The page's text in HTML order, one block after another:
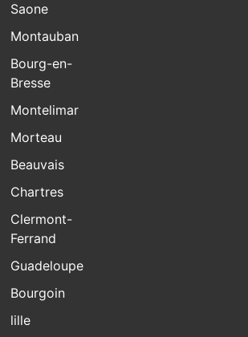
Saone
Montauban
Bourg-en-
Bresse
Montelimar
Morteau
Beauvais
Chartres
Clermont-
Ferrand
Guadeloupe
Bourgoin
lille